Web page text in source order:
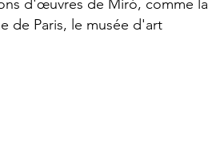
d'œuvres de Miró, comme la
de Paris, le musée d'art